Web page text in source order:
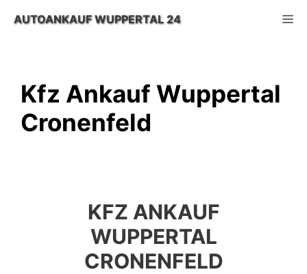
InhaltAUTOANKAUF WUPPERTAL 24
Kfz Ankauf Wuppertal
Cronenfeld
KFZ ANKAUF
WUPPERTAL
CRONENFELD